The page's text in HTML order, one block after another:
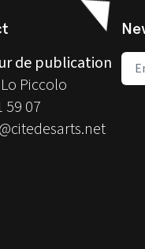
de publication
Piccolo
59 07